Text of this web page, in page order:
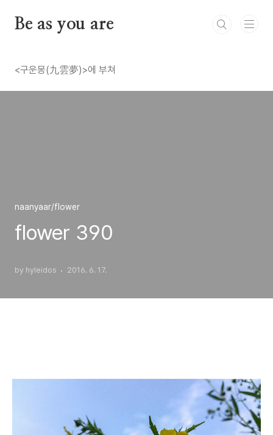
Be as you are
<구운몽(九雲夢)>에 부쳐
naanyaar/flower
flower 390
by hyleidos 2016. 6. 17.